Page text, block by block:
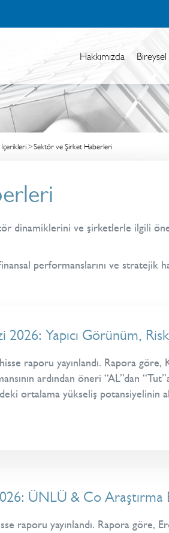
Hakkımızda
İçerikleri Sektör ve Şirket Haberleri
dinamiklerini ve şirketlerle ilgili
performanslarını ve stratejik
Yapıcı Görünüm,
raporu yayınlandı. Rapora
ardından öneri “AL”dan
ortalama yükseliş potansiyelinin
ÜNLÜ & Co Araştırma
raporu yayınlandı. Rapora göre,